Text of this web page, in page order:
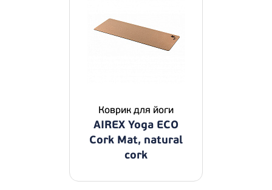
Коврик для йоги
AIREX Yoga ECO
Cork Mat, natural
cork